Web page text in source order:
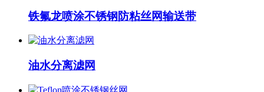
铁氟龙喷涂不锈钢防粘丝网输送带
油水分离滤网